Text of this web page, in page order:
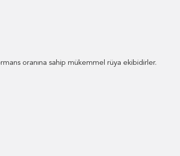
oranına sahip mükemmel rüya ekibidirler.